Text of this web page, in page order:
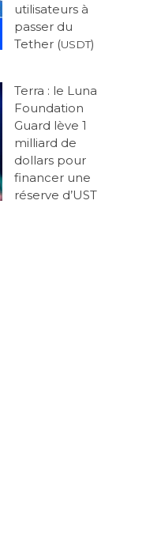
utilisateurs à
passer du
Tether (USDT)
Terra : le Luna
Foundation
Guard lève 1
milliard de
dollars pour
financer une
réserve d’UST